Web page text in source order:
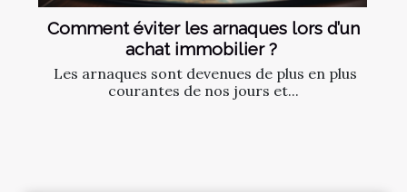
Comment‌ ‌éviter‌ ‌les‌ ‌arnaques‌ ‌lors‌ ‌d’un‌
‌achat‌ ‌immobilier ?‌ ‌
‌ Les‌ ‌arnaques‌ ‌sont‌ ‌devenues‌ ‌de‌ ‌plus‌ ‌en‌ ‌plus‌
‌courantes‌ ‌de‌ ‌nos‌ ‌jours‌ ‌et‌...